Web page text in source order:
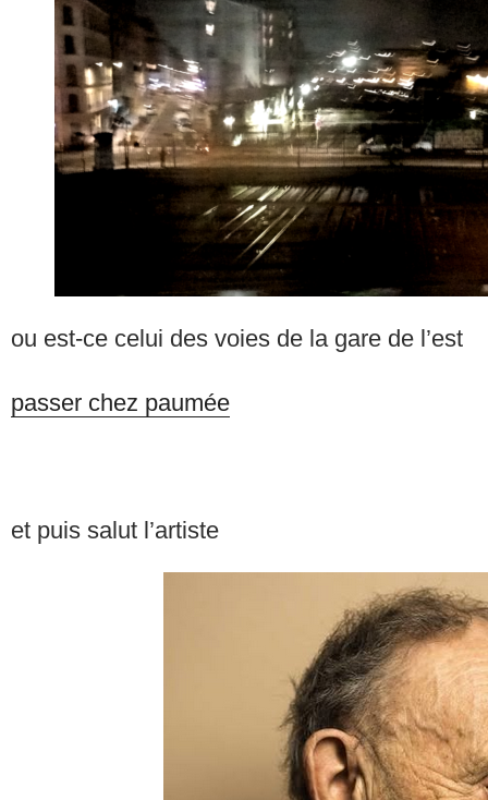
ou est-ce celui des voies de la gare de l’est
passer chez paumée
et puis salut l’artiste